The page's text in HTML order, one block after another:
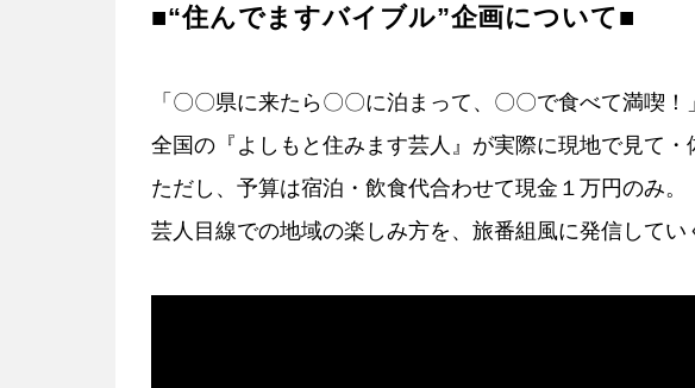
■“住んでますバイブル”企画について■
「〇〇県に来たら〇〇に泊まって、〇〇で食べて満喫！」
全国の『よしもと住みます芸人』が実際に現地で見て・
ただし、予算は宿泊・飲食代合わせて現金１万円のみ。
芸人目線での地域の楽しみ方を、旅番組風に発信してい